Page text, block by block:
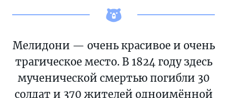
Мелидони — очень красивое и очень
трагическое место. В 1824 году здесь
мученической смертью погибли 30
солдат и 370 жителей одноимённой